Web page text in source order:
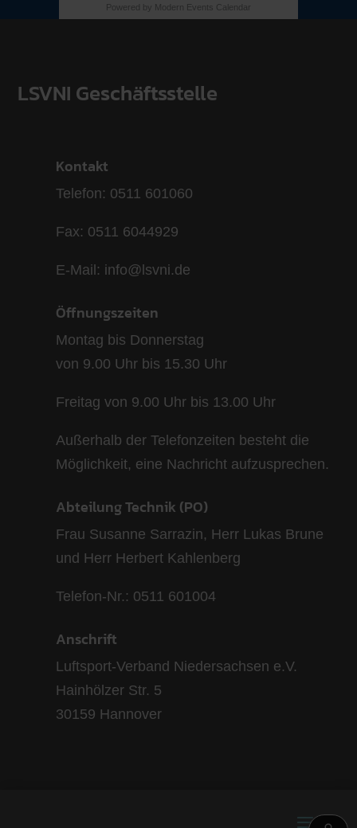
Powered by Modern Events Calendar
LSVNI Geschäftsstelle
Kontakt
Telefon: 0511 601060
Fax: 0511 6044929
E-Mail: info@lsvni.de
Öffnungszeiten
Montag bis Donnerstag
von 9.00 Uhr bis 15.30 Uhr
Freitag von 9.00 Uhr bis 13.00 Uhr
Außerhalb der Telefonzeiten besteht die
Möglichkeit, eine Nachricht aufzusprechen.
Abteilung Technik (PO)
Frau Susanne Sarrazin, Herr Lukas Brune
und Herr Herbert Kahlenberg
Telefon-Nr.: 0511 601004
Anschrift
Luftsport-Verband Niedersachsen e.V.
Hainhölzer Str. 5
30159 Hannover